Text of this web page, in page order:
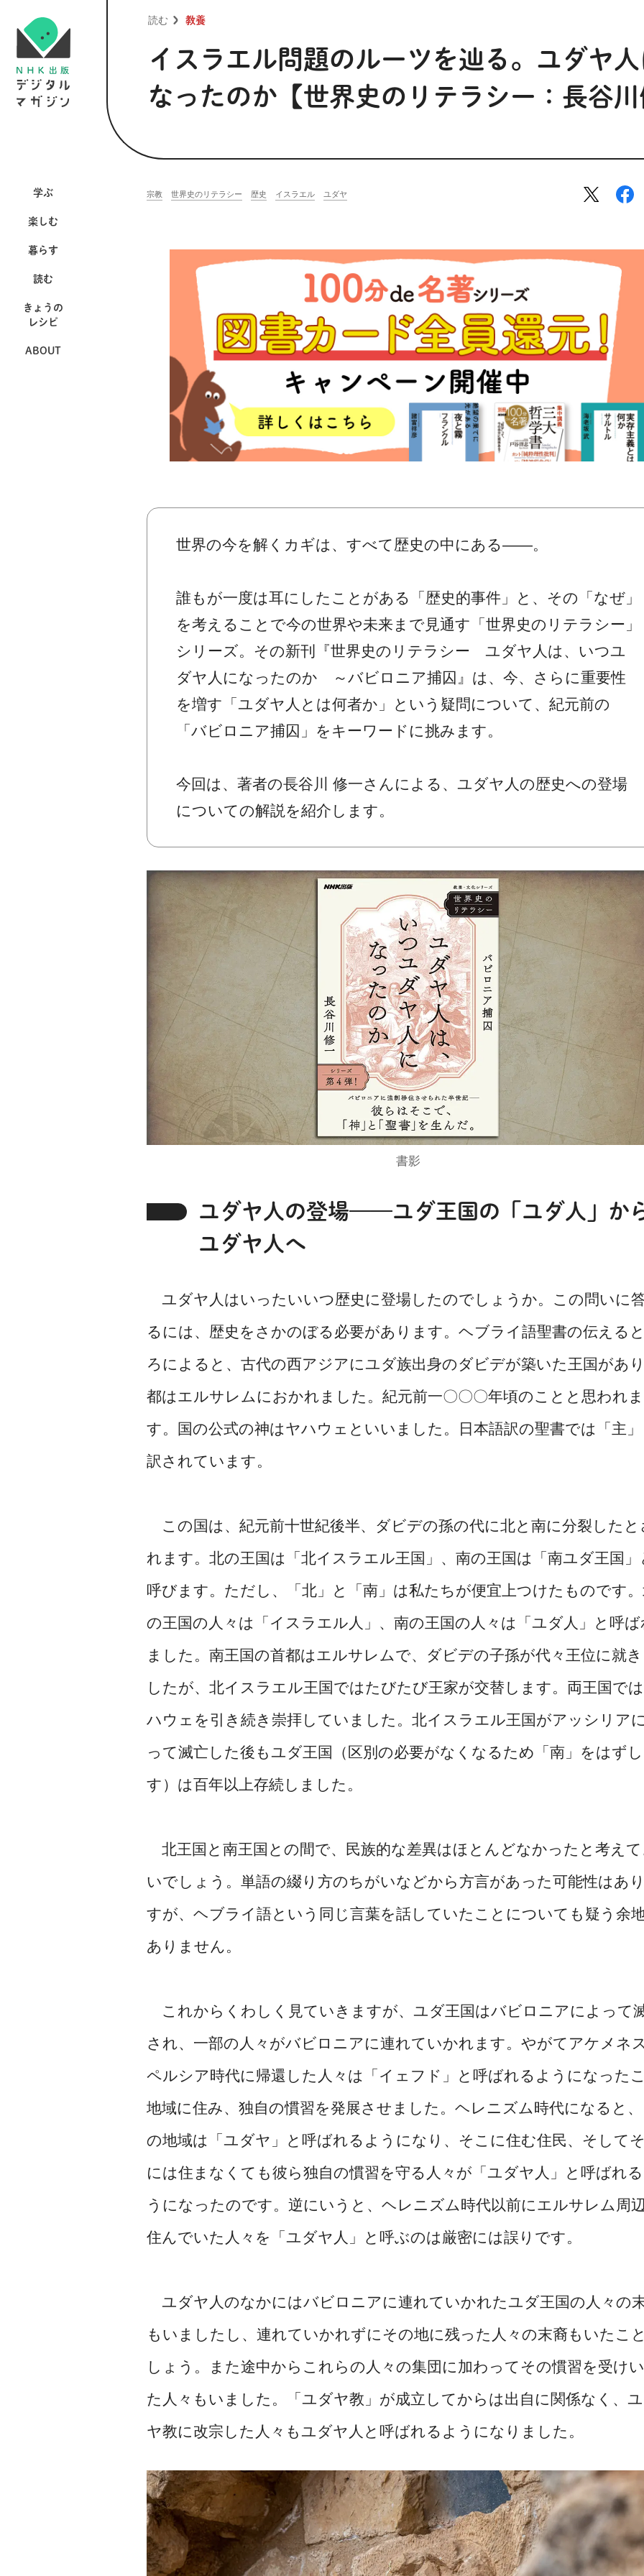
学ぶ
楽しむ
暮らす
読む
きょうの
レシピ
ABOUT
読む 教養
イスラエル問題のルーツを辿る。ユダヤ
なったのか【世界史のリテラシー：長谷
宗教 世界史のリテラシー 歴史 イスラエル ユダヤ
世界の今を解くカギは、すべて歴史の中にある――。
誰もが一度は耳にしたことがある「歴史的事件」と、その「なぜ」
を考えることで今の世界や未来まで見通す「世界史のリテラシー」
シリーズ。その新刊『世界史のリテラシー ユダヤ人は、いつユ
ダヤ人になったのか ～バビロニア捕囚』は、今、さらに重要性
を増す「ユダヤ人とは何者か」という疑問について、紀元前の
「バビロニア捕囚」をキーワードに挑みます。
今回は、著者の長谷川 修一さんによる、ユダヤ人の歴史への登場
についての解説を紹介します。
書影
ユダヤ人の登場——ユダ王国の「ユダ人」か
ユダヤ人へ
ユダヤ人はいったいいつ歴史に登場したのでしょうか。この問いに
るには、歴史をさかのぼる必要があります。ヘブライ語聖書の伝える
ろによると、古代の西アジアにユダ族出身のダビデが築いた王国があ
都はエルサレムにおかれました。紀元前一〇〇〇年頃のことと思われま
す。国の公式の神はヤハウェといいました。日本語訳の聖書では「主
訳されています。
この国は、紀元前十世紀後半、ダビデの孫の代に北と南に分裂したと
れます。北の王国は「北イスラエル王国」、南の王国は「南ユダ王国」
呼びます。ただし、「北」と「南」は私たちが便宜上つけたものです
の王国の人々は「イスラエル人」、南の王国の人々は「ユダ人」と呼ば
ました。南王国の首都はエルサレムで、ダビデの子孫が代々王位に就
したが、北イスラエル王国ではたびたび王家が交替します。両王国で
ハウェを引き続き崇拝していました。北イスラエル王国がアッシリア
って滅亡した後もユダ王国（区別の必要がなくなるため「南」をはず
す）は百年以上存続しました。
北王国と南王国との間で、民族的な差異はほとんどなかったと考え
いでしょう。単語の綴り方のちがいなどから方言があった可能性はあ
すが、ヘブライ語という同じ言葉を話していたことについても疑う余
ありません。
これからくわしく見ていきますが、ユダ王国はバビロニアによって
され、一部の人々がバビロニアに連れていかれます。やがてアケメネ
ペルシア時代に帰還した人々は「イェフド」と呼ばれるようになった
地域に住み、独自の慣習を発展させました。ヘレニズム時代になると
の地域は「ユダヤ」と呼ばれるようになり、そこに住む住民、そして
には住まなくても彼ら独自の慣習を守る人々が「ユダヤ人」と呼ばれ
うになったのです。逆にいうと、ヘレニズム時代以前にエルサレム周
住んでいた人々を「ユダヤ人」と呼ぶのは厳密には誤りです。
ユダヤ人のなかにはバビロニアに連れていかれたユダ王国の人々の
もいましたし、連れていかれずにその地に残った人々の末裔もいたこ
しょう。また途中からこれらの人々の集団に加わってその慣習を受け
た人々もいました。「ユダヤ教」が成立してからは出自に関係なく、
ヤ教に改宗した人々もユダヤ人と呼ばれるようになりました。